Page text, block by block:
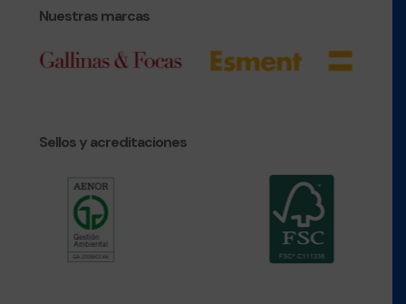
Nuestras marcas
Sellos y acreditaciones